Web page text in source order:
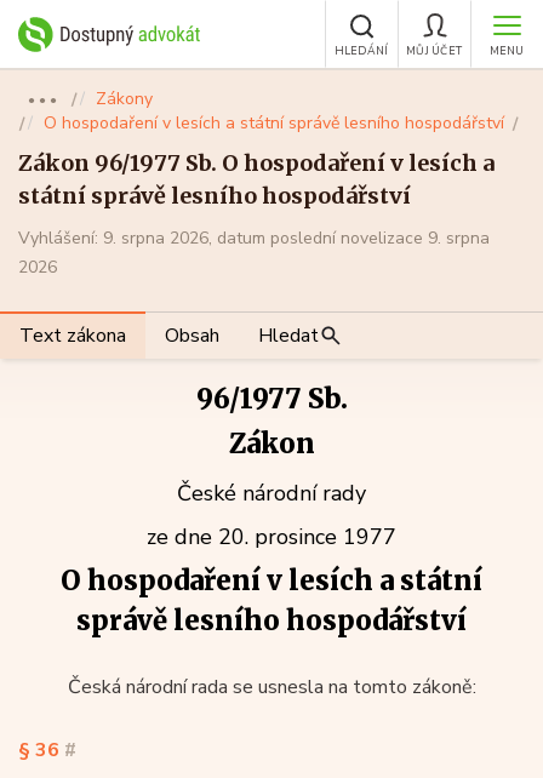
MENU
MŮJ ÚČET
HLEDÁNÍ
●●●
Zákony
O hospodaření v lesích a státní správě lesního hospodářství
Zákon 96/1977 Sb. O hospodaření v lesích a
státní správě lesního hospodářství
Vyhlášení: 9. srpna 2026, datum poslední novelizace 9. srpna
2026
Text zákona Obsah Hledat
96/1977 Sb.
Zákon
České národní rady
ze dne 20. prosince 1977
O hospodaření v lesích a státní
správě lesního hospodářství
Česká národní rada se usnesla na tomto zákoně:
§ 36 #